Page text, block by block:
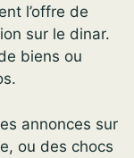
l’offre de
sur le dinar.
biens ou
annonces sur
ou des chocs